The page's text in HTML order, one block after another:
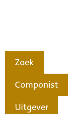
Zoek
Componist
Uitgever